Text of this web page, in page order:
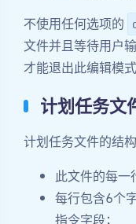
不使用任何选项的
文件并且等待用户
才能退出此编辑模式
计划任务文
计划任务文件的结
此文件的每一
每行包含6个
指令字段；